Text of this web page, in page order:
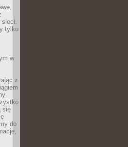
sieci.
tylko
w
z
się
do